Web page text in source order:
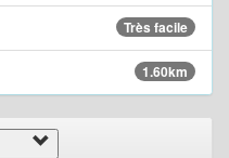
Très facile
1.60km